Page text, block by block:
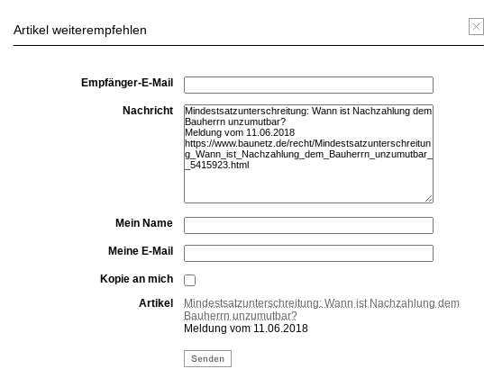
Artikel weiterempfehlen
Empfänger-E-Mail
Nachricht
Mein Name
Meine E-Mail
Kopie an mich
Artikel
Mindestsatzunterschreitung: Wann ist Nachzahlung dem
Bauherrn unzumutbar?
Meldung vom 11.06.2018